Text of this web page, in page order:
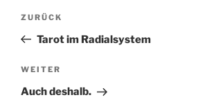
Beitragsnavigation
Vorheriger
Beitrag
ZURÜCK
Tarot im Radialsystem
Nächster
Beitrag
WEITER
Auch deshalb.